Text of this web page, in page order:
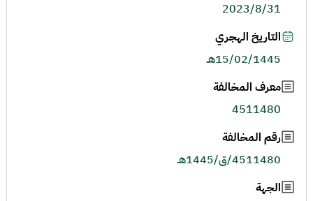
2023/8/31
التاريخ الهجري
15/02/1445هـ
معرف المخالفة
4511480
رقم المخالفة
4511480/ق/1445هـ
الجهة